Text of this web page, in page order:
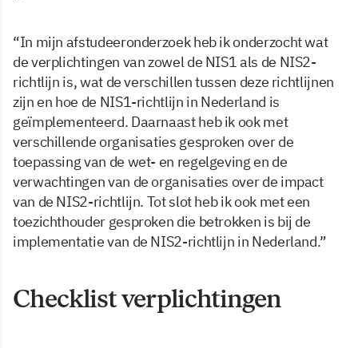
“In mijn afstudeeronderzoek heb ik onderzocht wat
de verplichtingen van zowel de NIS1 als de NIS2-
richtlijn is, wat de verschillen tussen deze richtlijnen
zijn en hoe de NIS1-richtlijn in Nederland is
geïmplementeerd. Daarnaast heb ik ook met
verschillende organisaties gesproken over de
toepassing van de wet- en regelgeving en de
verwachtingen van de organisaties over de impact
van de NIS2-richtlijn. Tot slot heb ik ook met een
toezichthouder gesproken die betrokken is bij de
implementatie van de NIS2-richtlijn in Nederland.”
Checklist verplichtingen